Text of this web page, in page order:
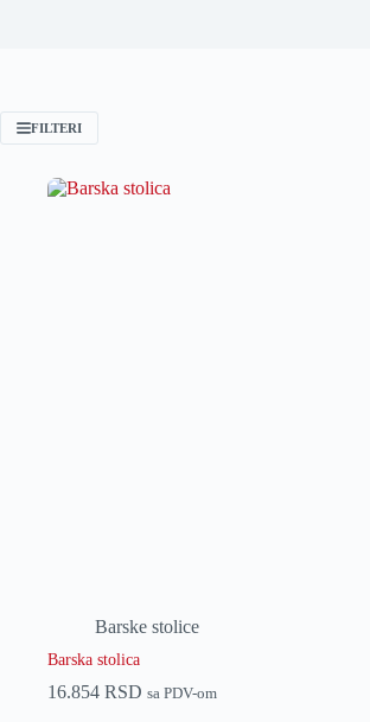
FILTERI
Barske stolice
Barska stolica
16.854 RSD sa PDV-om